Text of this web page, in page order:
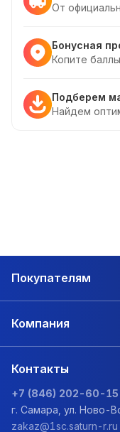
От
Бонусная
Копите
Подберем
Найдем
Покупателям
Компания
Контакты
+7 (846) 202-60-15
г. Самара, ул. Ново-
zakaz@1sc.saturn-r.ru